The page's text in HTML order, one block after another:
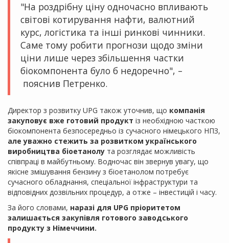
"На роздрібну ціну одночасно впливають
світові котирування нафти, валютний
курс, логістика та інші ринкові чинники.
Саме тому робити прогнози щодо зміни
ціни лише через збільшення частки
біокомпонента було б недоречно", –
пояснив Петренко.
Директор з розвитку UPG також уточнив, що компанія
закуповує вже готовий продукт із необхідною часткою
біокомпонента безпосередньо із сучасного німецького НПЗ,
але уважно стежить за розвитком українського
виробництва біоетанолу та розглядає можливість
співпраці в майбутньому. Водночас він звернув увагу, що
якісне змішування бензину з біоетанолом потребує
сучасного обладнання, спеціальної інфраструктури та
відповідних дозвільних процедур, а отже – інвестицій і часу.
За його словами, наразі для UPG пріоритетом
залишається закупівля готового заводського
продукту з Німеччини.